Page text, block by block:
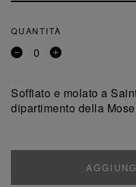
QUANTITÀ
Rimuovi
Aggiungi
Soffiato e molato a
dipartimento della